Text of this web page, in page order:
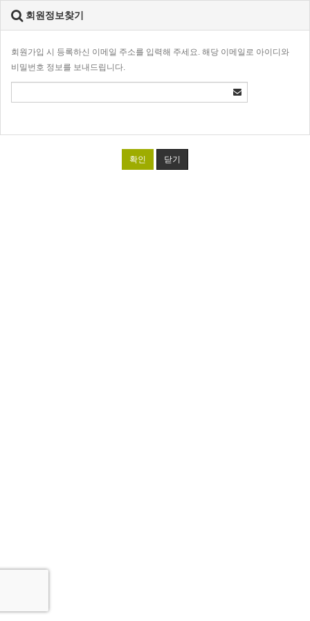
회원정보찾기
회원가입 시 등록하신 이메일 주소를 입력해 주세요. 해당 이메일로 아이디와
비밀번호 정보를 보내드립니다.
확인 닫기